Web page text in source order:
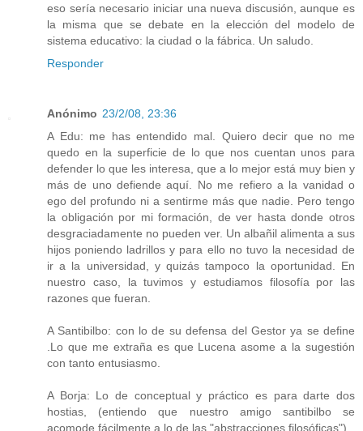
eso sería necesario iniciar una nueva discusión, aunque es
la misma que se debate en la elección del modelo de
sistema educativo: la ciudad o la fábrica. Un saludo.
Responder
Anónimo 23/2/08, 23:36
A Edu: me has entendido mal. Quiero decir que no me
quedo en la superficie de lo que nos cuentan unos para
defender lo que les interesa, que a lo mejor está muy bien y
más de uno defiende aquí. No me refiero a la vanidad o
ego del profundo ni a sentirme más que nadie. Pero tengo
la obligación por mi formación, de ver hasta donde otros
desgraciadamente no pueden ver. Un albañil alimenta a sus
hijos poniendo ladrillos y para ello no tuvo la necesidad de
ir a la universidad, y quizás tampoco la oportunidad. En
nuestro caso, la tuvimos y estudiamos filosofía por las
razones que fueran.
A Santibilbo: con lo de su defensa del Gestor ya se define
.Lo que me extraña es que Lucena asome a la sugestión
con tanto entusiasmo.
A Borja: Lo de conceptual y práctico es para darte dos
hostias, (entiendo que nuestro amigo santibilbo se
acomode fácilmente a lo de las "abstracciones filosóficas")